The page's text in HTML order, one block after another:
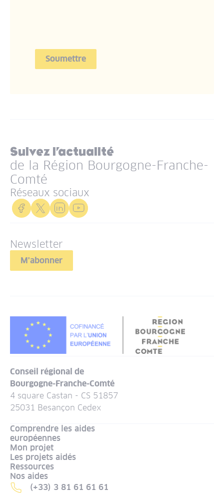
Suivez l’actualité
de la Région Bourgogne-Franche-
Comté
Réseaux sociaux
Newsletter
M'abonner
Conseil régional de
Bourgogne-Franche-Comté
4 square Castan - CS 51857
25031 Besançon Cedex
Comprendre les aides
européennes
Mon projet
Les projets aidés
Ressources
Nos aides
(+33) 3 81 61 61 61